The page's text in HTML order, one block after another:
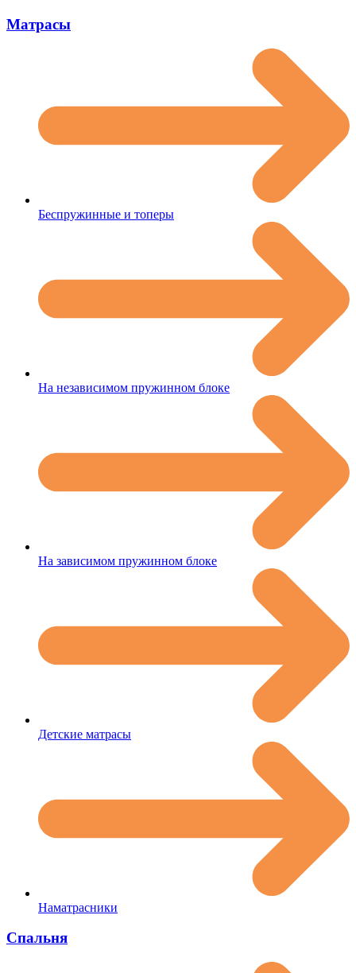
Матрасы
Беспружинные и топеры
На независимом пружинном блоке
На зависимом пружинном блоке
Детские матрасы
Наматрасники
Спальня